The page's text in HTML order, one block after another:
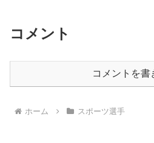
コメント
コメントを書
ホーム スポーツ選手